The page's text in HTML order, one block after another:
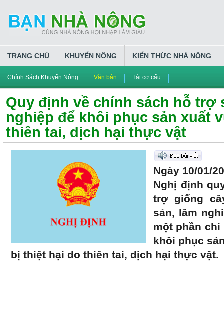
TRANG CHỦ KHUYẾN NÔNG KIẾN THỨC NHÀ NÔNG
Chính Sách Khuyến Nông Văn bản Tái cơ cấu
Quy định về chính sách hỗ trợ
nghiệp để khôi phục sản xuất
thiên tai, dịch hại thực vật
Ngày 10/01/
Nghị định
trợ giống
sản, lâm
một phần chi
khôi phục
bị thiệt hại do thiên tai, dịch hại thực vật.